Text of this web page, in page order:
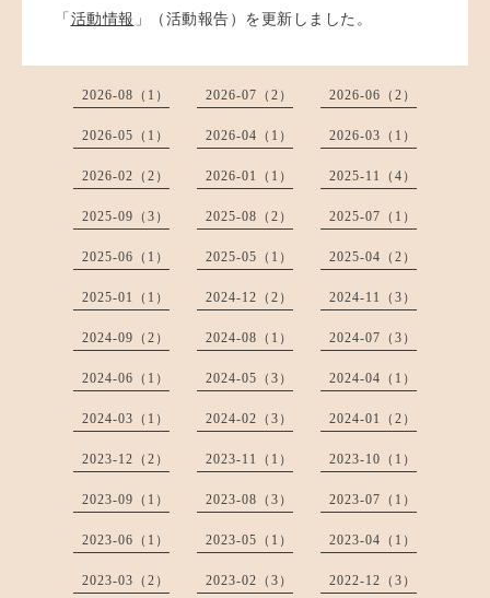
「 活動情報 」（活動報告）を更新しました。
2026-08（1） 2026-07（2） 2026-06（2）
2026-05（1） 2026-04（1） 2026-03（1）
2026-02（2） 2026-01（1） 2025-11（4）
2025-09（3） 2025-08（2） 2025-07（1）
2025-06（1） 2025-05（1） 2025-04（2）
2025-01（1） 2024-12（2） 2024-11（3）
2024-09（2） 2024-08（1） 2024-07（3）
2024-06（1） 2024-05（3） 2024-04（1）
2024-03（1） 2024-02（3） 2024-01（2）
2023-12（2） 2023-11（1） 2023-10（1）
2023-09（1） 2023-08（3） 2023-07（1）
2023-06（1） 2023-05（1） 2023-04（1）
2023-03（2） 2023-02（3） 2022-12（3）